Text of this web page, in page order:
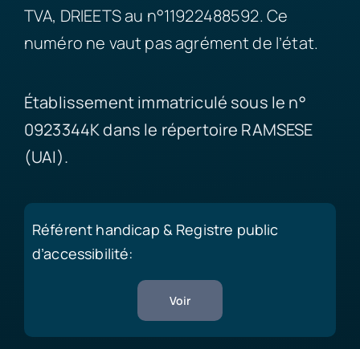
TVA, DRIEETS au n°11922488592. Ce
numéro ne vaut pas agrément de l’état.
Établissement immatriculé sous le n°
0923344K dans le répertoire RAMSESE
(UAI).
Référent handicap & Registre public
d’accessibilité:
Voir